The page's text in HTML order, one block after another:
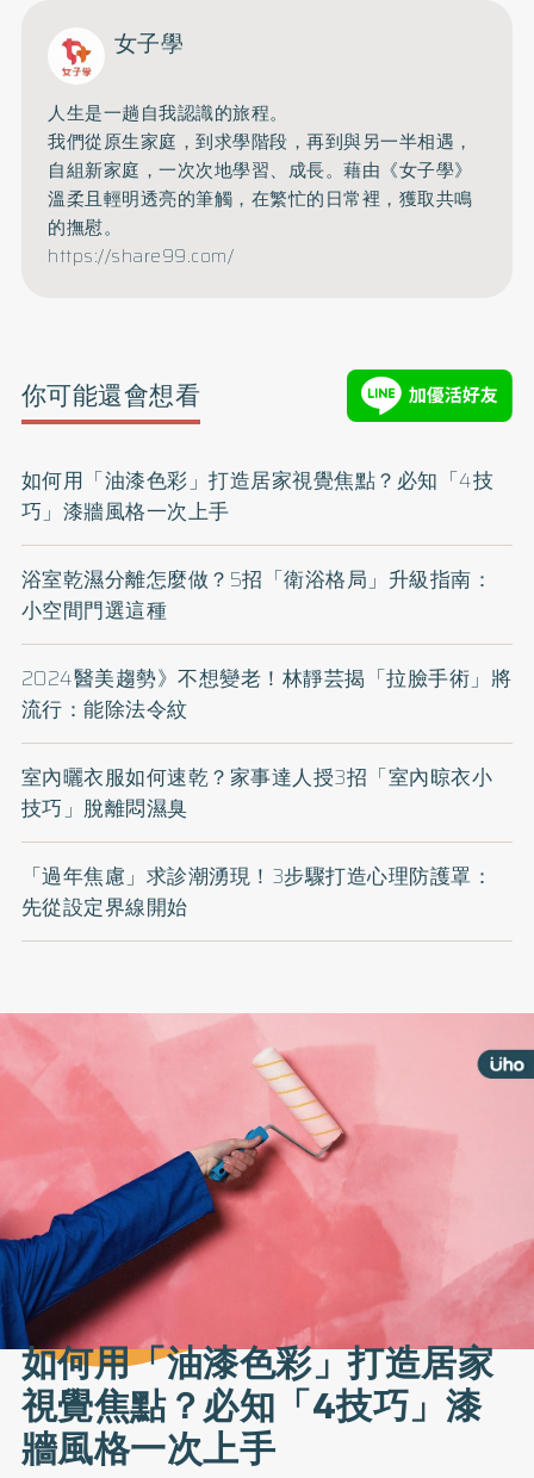
女子學
人生是一趟自我認識的旅程。
我們從原生家庭，到求學階段，再到與另一半相遇，
自組新家庭，一次次地學習、成長。藉由《女子學》
溫柔且輕明透亮的筆觸，在繁忙的日常裡，獲取共鳴
的撫慰。
https://share99.com/
你可能還會想看
如何用「油漆色彩」打造居家視覺焦點？必知「4技
巧」漆牆風格一次上手
浴室乾濕分離怎麼做？5招「衛浴格局」升級指南：
小空間門選這種
2024醫美趨勢》不想變老！林靜芸揭「拉臉手術」將
流行：能除法令紋
室內曬衣服如何速乾？家事達人授3招「室內晾衣小
技巧」脫離悶濕臭
「過年焦慮」求診潮湧現！3步驟打造心理防護罩：
先從設定界線開始
如何用「油漆色彩」打造居家
視覺焦點？必知「4技巧」漆
牆風格一次上手